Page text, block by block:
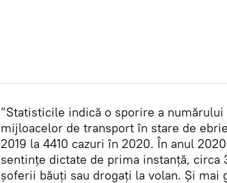
”Statisticile indică o sporire a
mijloacelor de transport în stare de
2019 la 4410 cazuri în 2020. În anul
sentințe dictate de prima instanță, circa
șoferii băuți sau drogați la volan. Și mai